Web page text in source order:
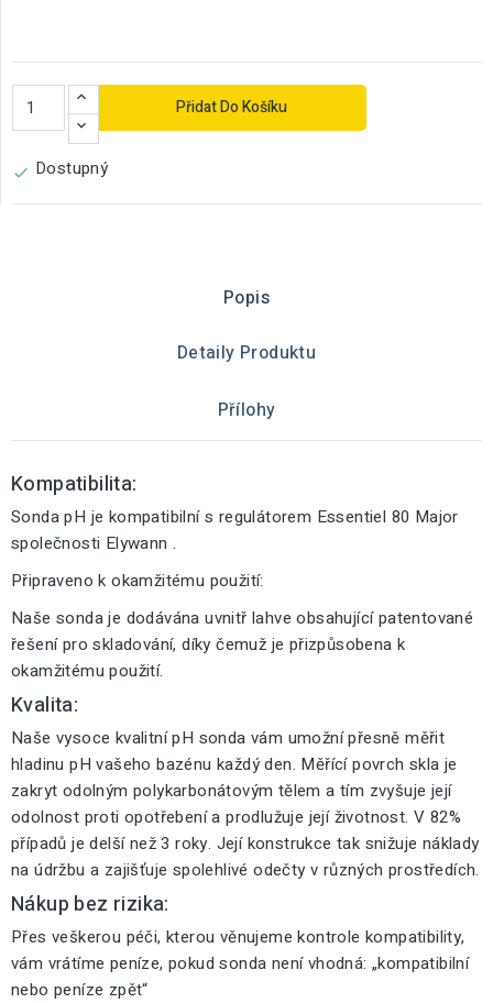
Přidat Do Košíku
 Dostupný
Popis
Detaily Produktu
Přílohy
Kompatibilita:
Sonda pH je kompatibilní s regulátorem Essentiel 80 Major
společnosti Elywann .
Připraveno k okamžitému použití:
Naše sonda je dodávána uvnitř lahve obsahující patentované
řešení pro skladování, díky čemuž je přizpůsobena k
okamžitému použití.
Kvalita:
Naše vysoce kvalitní pH sonda vám umožní přesně měřit
hladinu pH vašeho bazénu každý den. Měřící povrch skla je
zakryt odolným polykarbonátovým tělem a tím zvyšuje její
odolnost proti opotřebení a prodlužuje její životnost. V 82%
případů je delší než 3 roky. Její konstrukce tak snižuje náklady
na údržbu a zajišťuje spolehlivé odečty v různých prostředích.
Nákup bez rizika:
Přes veškerou péči, kterou věnujeme kontrole kompatibility,
vám vrátíme peníze, pokud sonda není vhodná: „kompatibilní
nebo peníze zpět“